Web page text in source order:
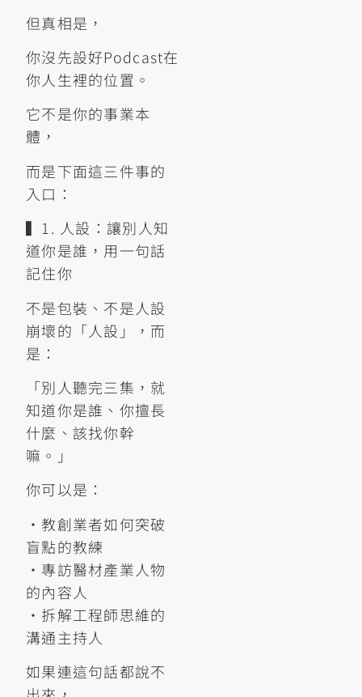
但真相是，
你沒先設好Podcast在
你人生裡的位置。
它不是你的事業本
體，
而是下面這三件事的
入口：
▍1. 人設：讓別人知
道你是誰，用一句話
記住你
不是包裝、不是人設
崩壞的「人設」，而
是：
「別人聽完三集，就
知道你是誰、你擅長
什麼、該找你幹
嘛。」
你可以是：
•教創業者如何突破
盲點的教練
•專訪醫材產業人物
的內容人
•拆解工程師思維的
溝通主持人
如果連這句話都說不